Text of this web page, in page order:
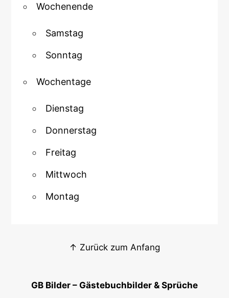
Wochenende
Samstag
Sonntag
Wochentage
Dienstag
Donnerstag
Freitag
Mittwoch
Montag
↑ Zurück zum Anfang
GB Bilder – Gästebuchbilder & Sprüche